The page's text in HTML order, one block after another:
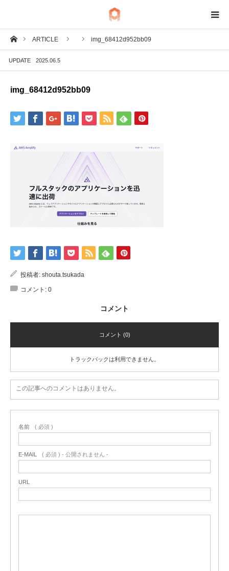
ホームARTICLE img_68412d952bb09
UPDATE 2025.06.5
img_68412d952bb09
投稿者: shouta.tsukada
コメント: 0
コメント
コメント (0)
トラックバックは利用できません。
この記事へのコメントはありません。
名前 ( 必須 )
E-MAIL ( 必須 ) - 公開されません -
URL
BIM
IoT